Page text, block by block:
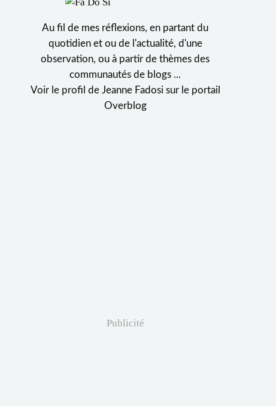
Au fil de mes réflexions, en partant du
quotidien et ou de l'actualité, d'une
observation, ou à partir de thèmes des
communautés de blogs ...
Voir le profil de Jeanne Fadosi sur le portail
Overblog
Publicité